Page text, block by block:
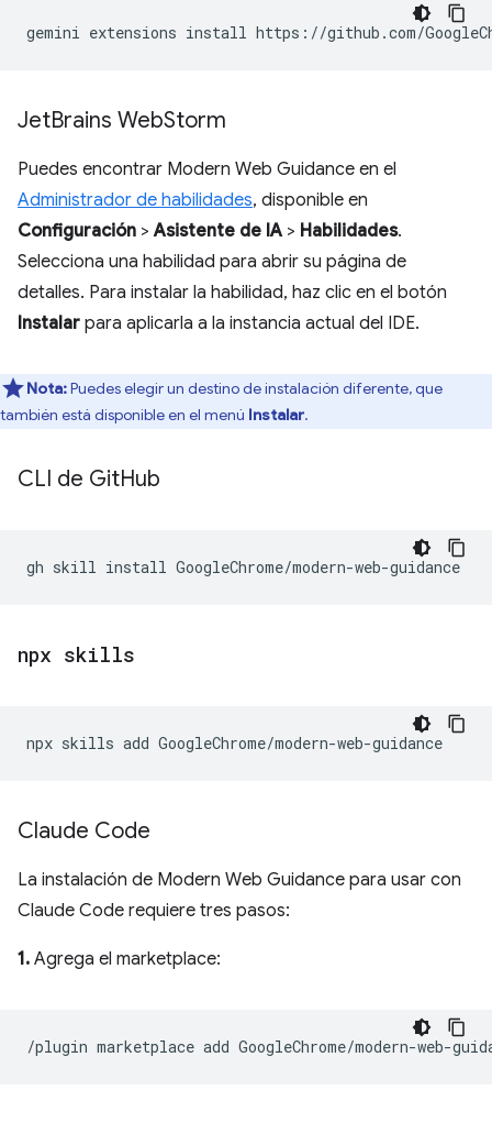
gemini extensions install https://github.com/
JetBrains WebStorm
Puedes encontrar Modern Web Guidance en el
Administrador de habilidades, disponible en
Configuración >Asistente de IA > Habilidades.
Selecciona una habilidad para abrir su página de
detalles. Para instalar la habilidad, haz clic en el botón
Instalar para aplicarla a la instancia actual del IDE.
Nota:Puedes elegir un destino de instalación diferente, que
también está disponible en el menú Instalar.
CLI de GitHub
gh skill install
npx skills
npx skills add
Claude Code
La instalación de Modern Web Guidance para usar con
Claude Code requiere tres pasos:
1. Agrega el marketplace: